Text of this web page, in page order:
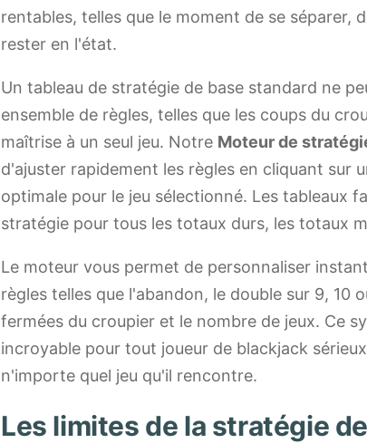
rentables, telles que le moment de se séparer,
rester en l'état.
Un tableau de stratégie de base standard ne
ensemble de règles, telles que les coups du
maîtrise à un seul jeu. Notre Moteur de
d'ajuster rapidement les règles en cliquant sur
optimale pour le jeu sélectionné. Les tableaux
stratégie pour tous les totaux durs, les totaux
Le moteur vous permet de personnaliser
règles telles que l'abandon, le double sur 9, 10
fermées du croupier et le nombre de jeux. Ce
incroyable pour tout joueur de blackjack
n'importe quel jeu qu'il rencontre.
Les limites de la stratégie